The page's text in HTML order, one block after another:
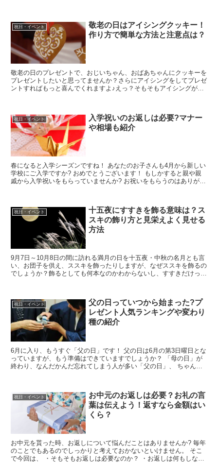
祝日・イベント
敬老の日はアイシングクッキー！
作り方で簡単な方法と注意点は？
敬老の日のプレゼントで、おじいちゃん、おばあちゃんにクッキーを
プレゼントしたいと思ってませんか？さらにアイシングをしてプレゼ
ントすればもっと喜んでくれますよ♪えっ？そもそもアイシングが良
祝日・イベント
入学祝いのお返しは必要?マナー
や相場も紹介
春になると入学シーズンですね！ あなたのお子さんも4月から新しい
学校にご入学ですか? おめでとうございます！ もしかすると親や親
戚から入学祝いをもらっていませんか? お祝いをもらうのはありがた
祝日・イベント
十五夜にすすきを飾る意味は？ス
スキの飾り方と見栄えよく見せる
方法
9月7日～10月8日の間に訪れる満月の日を十五夜・中秋の名月とも言
い、お団子を供え、ススキを飾ったりしますが、なぜススキを飾るの
でしょうか？飾るとしても何本なのかわからないし、すすきだけって
祝日・イベント
父の日っていつから始まった?プ
レゼント人気ランキングや変わり
種の紹介
6月に入り、もうすぐ「父の日」です！ 父の日は6月の第3日曜日とな
っていますが、もう準備はできていますでしょうか？ 「母の日」が
終わり、なんだかんだ忘れてしまう人が多い「父の日」、 ちゃんと
祝日・イベント
お中元のお返しは必要？お礼の言
葉は伝えよう！返すなら金額はい
くら？
お中元を貰った時、お返しについて悩んだことはありませんか? 毎年
のことでもあるのでしっかりと考えておかないといけません。 そこ
で今回は、 ・そもそもお返しは必要なのか？ ・お返しは何もしなく